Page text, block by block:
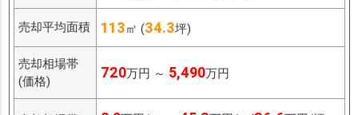
売却平均面積 113㎡ (34.3坪)
売却相場帯
(価格)
720万円 ～ 5,490万円